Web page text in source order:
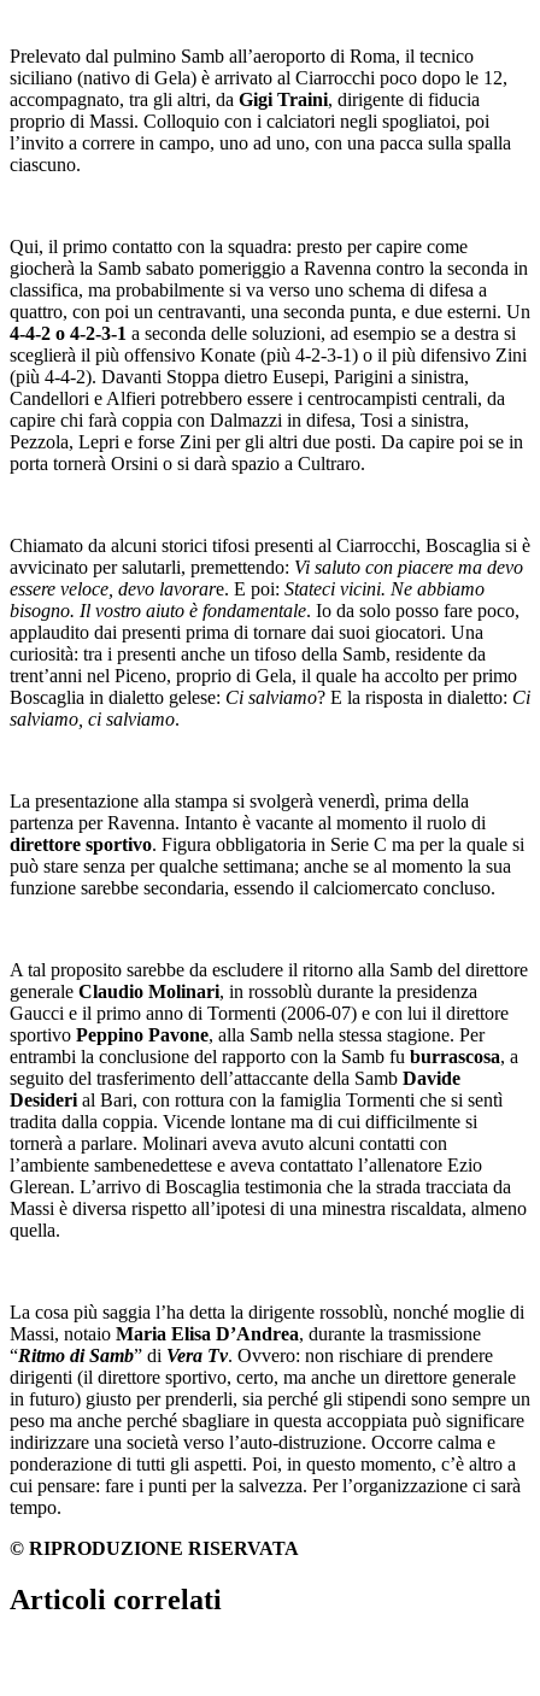
Prelevato dal pulmino Samb all’aeroporto di Roma, il tecnico
siciliano (nativo di Gela) è arrivato al Ciarrocchi poco dopo le 12,
accompagnato, tra gli altri, da Gigi Traini, dirigente di fiducia
proprio di Massi. Colloquio con i calciatori negli spogliatoi, poi
l’invito a correre in campo, uno ad uno, con una pacca sulla spalla
ciascuno.
Qui, il primo contatto con la squadra: presto per capire come
giocherà la Samb sabato pomeriggio a Ravenna contro la seconda in
classifica, ma probabilmente si va verso uno schema di difesa a
quattro, con poi un centravanti, una seconda punta, e due esterni. Un
4-4-2 o 4-2-3-1 a seconda delle soluzioni, ad esempio se a destra si
sceglierà il più offensivo Konate (più 4-2-3-1) o il più difensivo Zini
(più 4-4-2). Davanti Stoppa dietro Eusepi, Parigini a sinistra,
Candellori e Alfieri potrebbero essere i centrocampisti centrali, da
capire chi farà coppia con Dalmazzi in difesa, Tosi a sinistra,
Pezzola, Lepri e forse Zini per gli altri due posti. Da capire poi se in
porta tornerà Orsini o si darà spazio a Cultraro.
Chiamato da alcuni storici tifosi presenti al Ciarrocchi, Boscaglia si è
avvicinato per salutarli, premettendo: Vi saluto con piacere ma devo
essere veloce, devo lavorare. E poi: Stateci vicini. Ne abbiamo
bisogno. Il vostro aiuto è fondamentale. Io da solo posso fare poco,
applaudito dai presenti prima di tornare dai suoi giocatori. Una
curiosità: tra i presenti anche un tifoso della Samb, residente da
trent’anni nel Piceno, proprio di Gela, il quale ha accolto per primo
Boscaglia in dialetto gelese: Ci salviamo? E la risposta in dialetto: Ci
salviamo, ci salviamo.
La presentazione alla stampa si svolgerà venerdì, prima della
partenza per Ravenna. Intanto è vacante al momento il ruolo di
direttore sportivo. Figura obbligatoria in Serie C ma per la quale si
può stare senza per qualche settimana; anche se al momento la sua
funzione sarebbe secondaria, essendo il calciomercato concluso.
A tal proposito sarebbe da escludere il ritorno alla Samb del direttore
generale Claudio Molinari, in rossoblù durante la presidenza
Gaucci e il primo anno di Tormenti (2006-07) e con lui il direttore
sportivo Peppino Pavone, alla Samb nella stessa stagione. Per
entrambi la conclusione del rapporto con la Samb fu burrascosa, a
seguito del trasferimento dell’attaccante della Samb Davide
Desideri al Bari, con rottura con la famiglia Tormenti che si sentì
tradita dalla coppia. Vicende lontane ma di cui difficilmente si
tornerà a parlare. Molinari aveva avuto alcuni contatti con
l’ambiente sambenedettese e aveva contattato l’allenatore Ezio
Glerean. L’arrivo di Boscaglia testimonia che la strada tracciata da
Massi è diversa rispetto all’ipotesi di una minestra riscaldata, almeno
quella.
La cosa più saggia l’ha detta la dirigente rossoblù, nonché moglie di
Massi, notaio Maria Elisa D’Andrea, durante la trasmissione
“Ritmo di Samb” di Vera Tv. Ovvero: non rischiare di prendere
dirigenti (il direttore sportivo, certo, ma anche un direttore generale
in futuro) giusto per prenderli, sia perché gli stipendi sono sempre un
peso ma anche perché sbagliare in questa accoppiata può significare
indirizzare una società verso l’auto-distruzione. Occorre calma e
ponderazione di tutti gli aspetti. Poi, in questo momento, c’è altro a
cui pensare: fare i punti per la salvezza. Per l’organizzazione ci sarà
tempo.
© RIPRODUZIONE RISERVATA
Articoli correlati